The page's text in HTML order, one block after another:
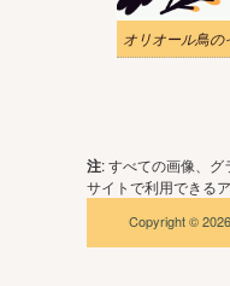
オリオール鳥の
注: すべての画像、
サイトで利用できる
Copyright ©